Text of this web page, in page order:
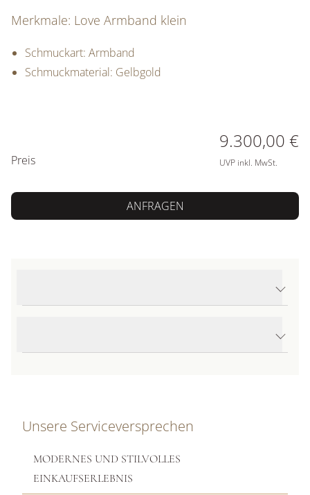
Merkmale: Love Armband klein
Schmuckart: Armband
Schmuckmaterial: Gelbgold
Preis
9.300,00 €
UVP inkl. MwSt.
ANFRAGEN
Unsere Serviceversprechen
MODERNES UND STILVOLLES
EINKAUFSERLEBNIS